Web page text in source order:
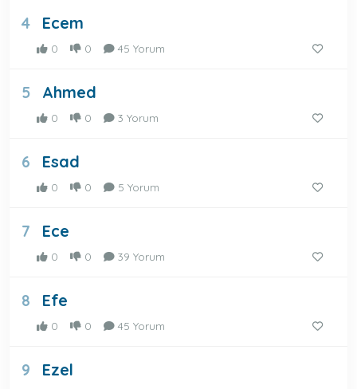
4 Ecem
0 0 45 Yorum
5 Ahmed
0 0 3 Yorum
6 Esad
0 0 5 Yorum
7 Ece
0 0 39 Yorum
8 Efe
0 0 45 Yorum
9 Ezel